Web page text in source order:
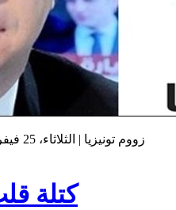
كتلة